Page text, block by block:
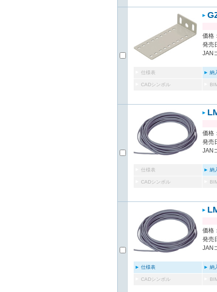
価格
発売
JAN
仕様表 納
CADシンボル
価格
発売
JAN
仕様表 納
CADシンボル
価格
発売
JAN
仕様表 納
CADシンボル